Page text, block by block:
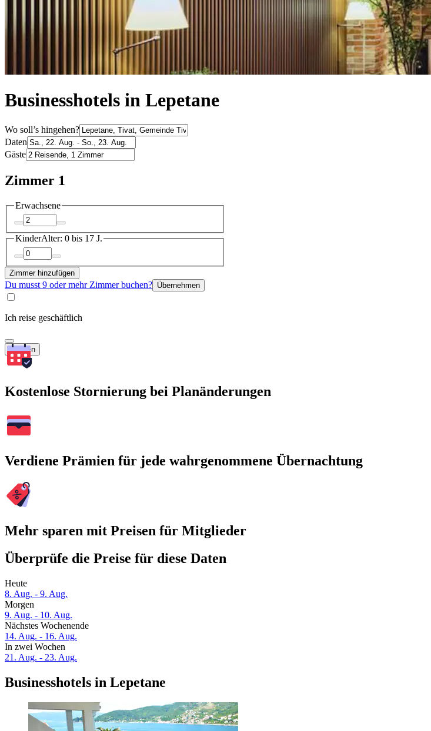
Businesshotels in Lepetane
Wo soll’s hingehen?
Daten
Gäste
Zimmer 1
Erwachsene
KinderAlter: 0 bis 17 J.
Zimmer hinzufügen
Du musst 9 oder mehr Zimmer buchen? Übernehmen
Ich reise geschäftlich
Suchen
Kostenlose Stornierung bei Planänderungen
Verdiene Prämien für jede wahrgenommene Übernachtung
Mehr sparen mit Preisen für Mitglieder
Überprüfe die Preise für diese Daten
Heute
8. Aug. - 9. Aug.
Morgen
9. Aug. - 10. Aug.
Nächstes Wochenende
14. Aug. - 16. Aug.
In zwei Wochen
21. Aug. - 23. Aug.
Businesshotels in Lepetane